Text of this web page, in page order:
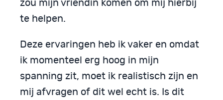
zou mijn vriendin komen om mij hierbij
te helpen.
Deze ervaringen heb ik vaker en omdat
ik momenteel erg hoog in mijn
spanning zit, moet ik realistisch zijn en
mij afvragen of dit wel echt is. Is dit